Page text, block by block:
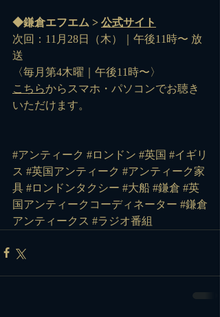
◆鎌倉エフエム > 公式サイト
次回：11月28日（木）｜午後11時〜 放
送
〈毎月第4木曜｜午後11時〜〉
こちらからスマホ・パソコンでお聴き
いただけます。
#アンティーク #ロンドン #英国 #イギリ
ス #英国アンティーク #アンティーク家
具 #ロンドンタクシー #大船 #鎌倉 #英
国アンティークコーディネーター #鎌倉
アンティークス #ラジオ番組